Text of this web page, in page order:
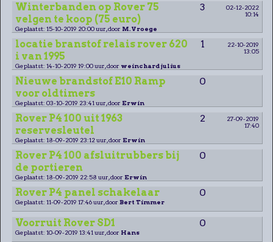
Winterbanden op Rover 75
velgen te koop (75 euro)
3
02-12-2022
10:14
Geplaatst: 15-10-2019 20:00 uur, door M.Vroege
locatie branstof relais rover 620
i van 1995
1
22-10-2019
13:05
Geplaatst: 14-10-2019 19:00 uur, door weinchard julius
Nieuwe brandstof E10 Ramp
voor oldtimers
0
Geplaatst: 03-10-2019 23:41 uur, door Erwin
Rover P4 100 uit 1963
reservesleutel
2
27-09-2019
17:40
Geplaatst: 18-09-2019 23:12 uur, door Erwin
Rover P4 100 afsluitrubbers bij
de portieren
0
Geplaatst: 18-09-2019 22:58 uur, door Erwin
Rover P4 panel schakelaar 0
Geplaatst: 11-09-2019 17:46 uur, door Bert Timmer
Voorruit Rover SD1 0
Geplaatst: 10-09-2019 13:41 uur, door Hans